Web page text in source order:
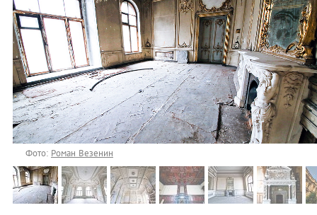
Фото: Роман Везенин